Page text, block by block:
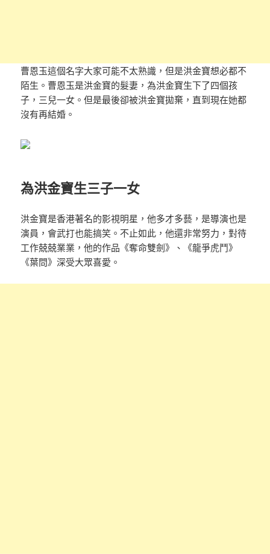
曹恩玉這個名字大家可能不太熟識，但是洪金寶想必都不
陌生。曹恩玉是洪金寶的髮妻，為洪金寶生下了四個孩
子，三兒一女。但是最後卻被洪金寶拋棄，直到現在她都
沒有再結婚。
為洪金寶生三子一女
洪金寶是香港著名的影視明星，他多才多藝，是導演也是
演員，會武打也能搞笑。不止如此，他還非常努力，對待
工作兢兢業業，他的作品《奪命雙劍》、《龍爭虎鬥》
《葉問》深受大眾喜愛。